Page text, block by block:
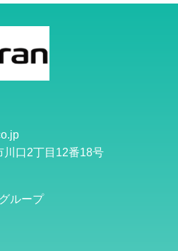
川口2丁目12番18号
ループ